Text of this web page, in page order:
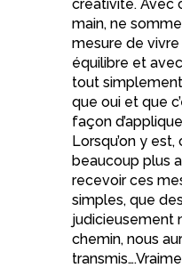
créativité. Avec
main, ne
mesure de
équilibre et
tout
que oui et que
façon
Lorsqu’on y est,
beaucoup plus
recevoir ces
simples, que
judicieusement
chemin, nous